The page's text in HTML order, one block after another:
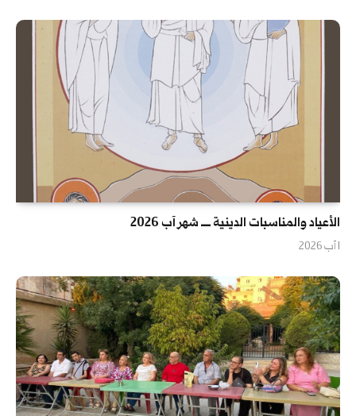
الأعياد والمناسبات الدينية ــــ شهر آب 2026
1 آب 2026